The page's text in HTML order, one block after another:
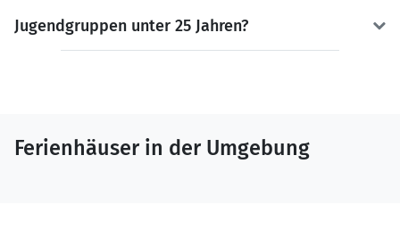
Jugendgruppen unter 25 Jahren?
Ferienhäuser in der Umgebung